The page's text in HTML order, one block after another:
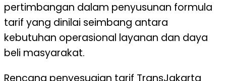
pertimbangan dalam penyusunan formula
tarif yang dinilai seimbang antara
kebutuhan operasional layanan dan daya
beli masyarakat.
Rencana penyesuaian tarif TransJakarta